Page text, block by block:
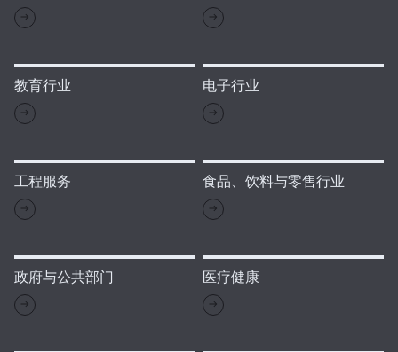
教育行业 电子行业
工程服务 食品、饮料与零售行业
政府与公共部门 医疗健康